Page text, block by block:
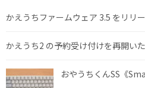
かえうちファームウェア 3.5 をリリ
かえうち2 の予約受け付けを再開い
おやうちくんSS《